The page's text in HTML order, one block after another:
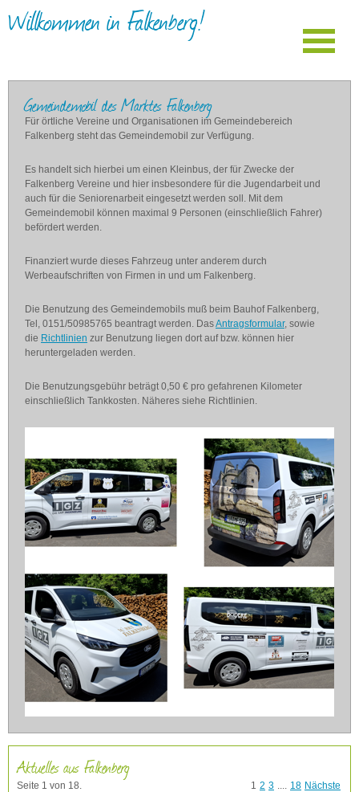
Willkommen in Falkenberg!
Gemeindemobil des Marktes Falkenberg
Für örtliche Vereine und Organisationen im Gemeindebereich
Falkenberg steht das Gemeindemobil zur Verfügung.
Es handelt sich hierbei um einen Kleinbus, der für Zwecke der
Falkenberg Vereine und hier insbesondere für die Jugendarbeit und
auch für die Seniorenarbeit eingesetzt werden soll. Mit dem
Gemeindemobil können maximal 9 Personen (einschließlich Fahrer)
befördert werden.
Finanziert wurde dieses Fahrzeug unter anderem durch
Werbeaufschriften von Firmen in und um Falkenberg.
Die Benutzung des Gemeindemobils muß beim Bauhof Falkenberg,
Tel, 0151/50985765 beantragt werden. DasAntragsformular, sowie
die Richtlinien zur Benutzung liegen dort auf bzw. können hier
heruntergeladen werden.
Die Benutzungsgebühr beträgt 0,50 € pro gefahrenen Kilometer
einschließlich Tankkosten. Näheres siehe Richtlinien.
Aktuelles aus Falkenberg
Seite 1 von 18. 1 2 3 .... 18 Nächste